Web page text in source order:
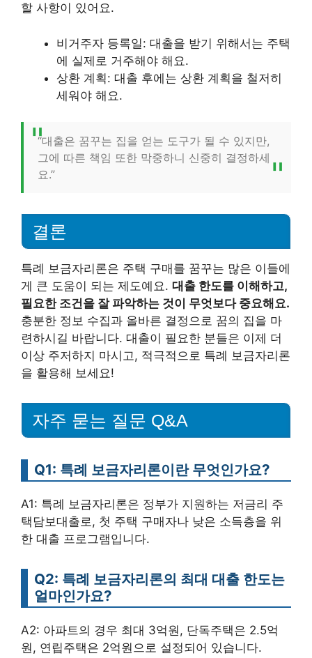
할 사항이 있어요.
비거주자 등록일: 대출을 받기 위해서는 주택
에 실제로 거주해야 해요.
상환 계획: 대출 후에는 상환 계획을 철저히
세워야 해요.
“대출은 꿈꾸는 집을 얻는 도구가 될 수 있지만,
그에 따른 책임 또한 막중하니 신중히 결정하세
요.”
결론
특례 보금자리론은 주택 구매를 꿈꾸는 많은 이들에
게 큰 도움이 되는 제도예요. 대출 한도를 이해하고,
필요한 조건을 잘 파악하는 것이 무엇보다 중요해요.
충분한 정보 수집과 올바른 결정으로 꿈의 집을 마
련하시길 바랍니다. 대출이 필요한 분들은 이제 더
이상 주저하지 마시고, 적극적으로 특례 보금자리론
을 활용해 보세요!
자주 묻는 질문 Q&A
Q1: 특례 보금자리론이란 무엇인가요?
A1: 특례 보금자리론은 정부가 지원하는 저금리 주
택담보대출로, 첫 주택 구매자나 낮은 소득층을 위
한 대출 프로그램입니다.
Q2: 특례 보금자리론의 최대 대출 한도는
얼마인가요?
A2: 아파트의 경우 최대 3억원, 단독주택은 2.5억
원, 연립주택은 2억원으로 설정되어 있습니다.